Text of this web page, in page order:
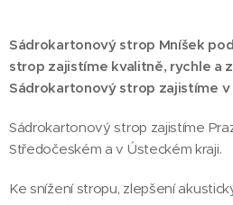
Sádrokartonový strop Mníšek
strop zajistíme kvalitně, rychle a
Sádrokartonový strop zajistíme v
Sádrokartonový strop zajistíme
Středočeském a v Ústeckém kraji.
Ke snížení stropu, zlepšení